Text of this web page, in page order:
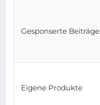
Gesponserte Beiträge
Eigene Produkte